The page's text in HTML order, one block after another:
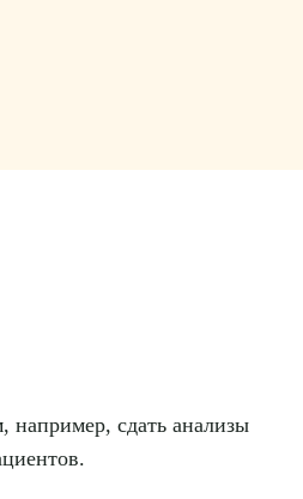
например, сдать анализы